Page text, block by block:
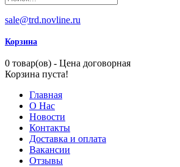
sale@trd.novline.ru
Корзина
0 товар(ов) - Цена договорная
Корзина пуста!
Главная
О Нас
Новости
Контакты
Доставка и оплата
Вакансии
Отзывы